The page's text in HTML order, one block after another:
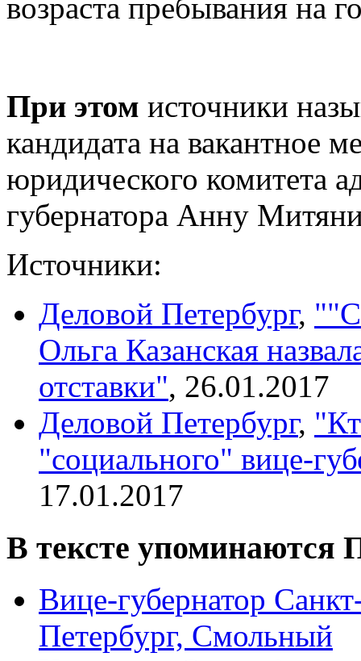
возраста пребывания на
При этом источники
кандидата на вакантное
юридического комитета
губернатора Анну
Источники:
Деловой Петербург,
Ольга Казанская
отставки", 26.01.2017
Деловой Петербург,
"социального" вице-
17.01.2017
В тексте упоминаются
Вице-губернатор
Петербург, Смольный